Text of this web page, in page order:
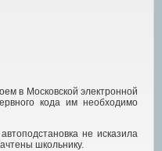
в Московской электронной
кода им необходимо
не исказила
школьнику.